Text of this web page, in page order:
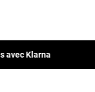
avec Klarna